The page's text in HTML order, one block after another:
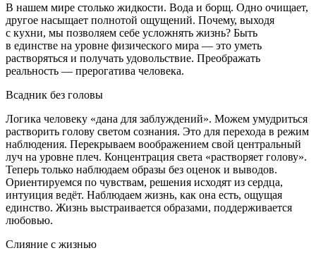
В нашем мире столько жидкости. Вода и борщ. Одно очищает,
другое насыщает полнотой ощущений. Почему, выходя
с кухни, мы позволяем себе усложнять жизнь? Быть
в единстве на уровне физического мира — это уметь
растворяться и получать удовольствие. Преображать
реальность — прерогатива человека.
Всадник без головы
Логика человеку «дана для заблуждений». Можем умудриться
растворить голову светом сознания. Это для перехода в режим
наблюдения. Перекрываем воображением свой центральный
луч на уровне плеч. Концентрация света «растворяет голову».
Теперь только наблюдаем образы без оценок и выводов.
Ориентируемся по чувствам, решения исходят из сердца,
интуиция ведёт. Наблюдаем жизнь, как она есть, ощущая
единство. Жизнь выстраивается образами, поддерживается
любовью.
Слияние с жизнью